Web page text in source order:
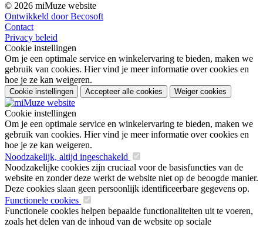
© 2026 miMuze website
Ontwikkeld door Becosoft
Contact
Privacy beleid
Cookie instellingen
Om je een optimale service en winkelervaring te bieden, maken we
gebruik van cookies. Hier vind je meer informatie over cookies en
hoe je ze kan weigeren.
Cookie instellingen Accepteer alle cookies Weiger cookies
Cookie instellingen
Om je een optimale service en winkelervaring te bieden, maken we
gebruik van cookies. Hier vind je meer informatie over cookies en
hoe je ze kan weigeren.
Noodzakelijk, altijd ingeschakeld
Noodzakelijke cookies zijn cruciaal voor de basisfuncties van de
website en zonder deze werkt de website niet op de beoogde manier.
Deze cookies slaan geen persoonlijk identificeerbare gegevens op.
Functionele cookies
Functionele cookies helpen bepaalde functionaliteiten uit te voeren,
zoals het delen van de inhoud van de website op sociale